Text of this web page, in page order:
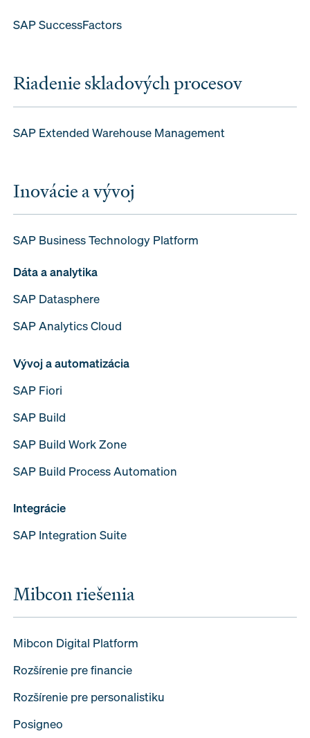
SAP SuccessFactors
Riadenie skladových procesov
SAP Extended Warehouse Management
Inovácie a vývoj
SAP Business Technology Platform
Dáta a analytika
SAP Datasphere
SAP Analytics Cloud
Vývoj a automatizácia
SAP Fiori
SAP Build
SAP Build Work Zone
SAP Build Process Automation
Integrácie
SAP Integration Suite
Mibcon riešenia
Mibcon Digital Platform
Rozšírenie pre financie
Rozšírenie pre personalistiku
Posigneo